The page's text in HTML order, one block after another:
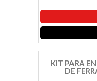
KIT PARA
DE